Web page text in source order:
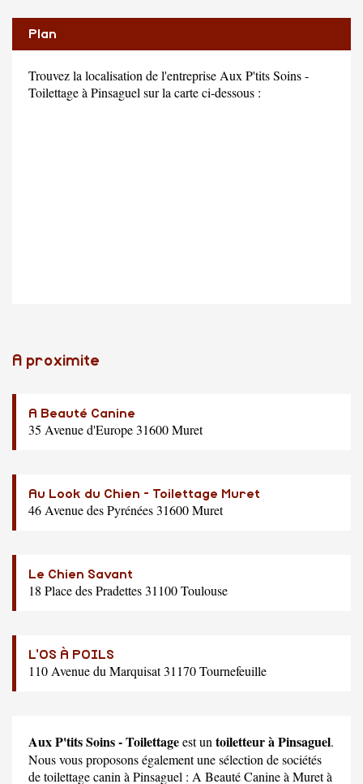
Plan
Trouvez la localisation de l'entreprise Aux P'tits Soins -
Toilettage à Pinsaguel sur la carte ci-dessous :
A proximite
A Beauté Canine
35 Avenue d'Europe 31600 Muret
Au Look du Chien - Toilettage Muret
46 Avenue des Pyrénées 31600 Muret
Le Chien Savant
18 Place des Pradettes 31100 Toulouse
L'OS À POILS
110 Avenue du Marquisat 31170 Tournefeuille
Aux P'tits Soins - Toilettageest un toiletteur à Pinsaguel.
Nous vous proposons également une sélection de sociétés
de toilettage canin à Pinsaguel : A Beauté Canineà Muret à